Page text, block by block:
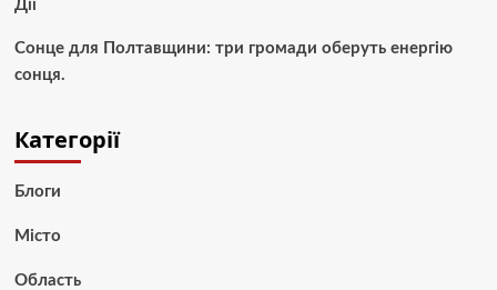
Дії
Сонце для Полтавщини: три громади оберуть енергію
сонця.
Категорії
Блоги
Місто
Область